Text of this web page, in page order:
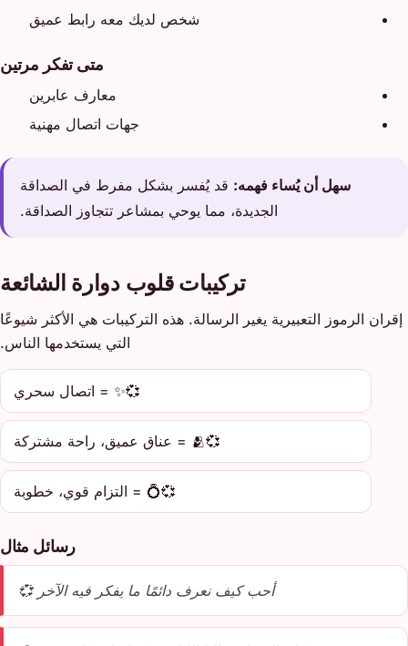
شخص لديك معه رابط عميق
متى تفكر مرتين
معارف عابرين
جهات اتصال مهنية
سهل أن يُساء فهمه: قد يُفسر بشكل مفرط في الصداقة
الجديدة، مما يوحي بمشاعر تتجاوز الصداقة.
تركيبات قلوب دوارة الشائعة
إقران الرموز التعبيرية يغير الرسالة. هذه التركيبات هي الأكثر شيوعًا
التي يستخدمها الناس.
💞✨ = اتصال سحري
💞🫂 = عناق عميق، راحة مشتركة
💞💍 = التزام قوي، خطوبة
رسائل مثال
أحب كيف نعرف دائمًا ما يفكر فيه الآخر 💞